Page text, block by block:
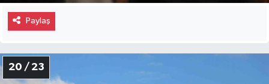
Paylaş
20 / 23